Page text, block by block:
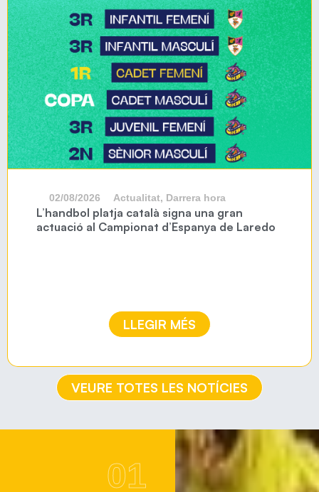
02/08/2026 Actualitat, Darrera hora
L’handbol platja català signa una gran
actuació al Campionat d’Espanya de Laredo
LLEGIR MÉS
VEURE TOTES LES NOTÍCIES
01